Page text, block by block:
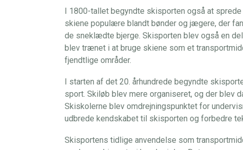
I 1800-tallet begyndte skisporten også at
skiene populære blandt bønder og jægere, der
de sneklædte bjerge. Skisporten blev også en
blev trænet i at bruge skiene som et
fjendtlige områder.
I starten af det 20. århundrede begyndte
sport. Skiløb blev mere organiseret, og der blev
Skiskolerne blev omdrejningspunktet for
udbrede kendskabet til skisporten og forbedre
Skisportens tidlige anvendelse som